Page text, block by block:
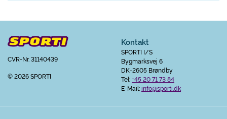
CVR-Nr. 31140439
© 2026 SPORTI
Kontakt
SPORTI I/S
Bygmarksvej 6
DK-2605 Brøndby
Tel:+45 20 71 73 84
E-Mail:info@sporti.dk